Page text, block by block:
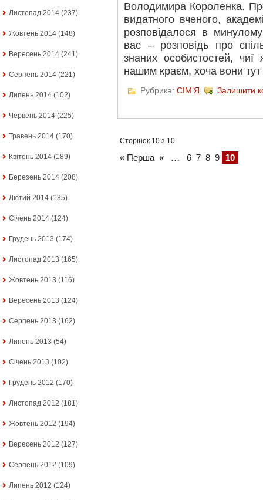
Листопад 2014 (237)
Жовтень 2014 (148)
Вересень 2014 (241)
Серпень 2014 (221)
Липень 2014 (102)
Червень 2014 (225)
Травень 2014 (170)
Квітень 2014 (189)
Березень 2014 (208)
Лютий 2014 (135)
Січень 2014 (124)
Грудень 2013 (174)
Листопад 2013 (165)
Жовтень 2013 (116)
Вересень 2013 (124)
Серпень 2013 (162)
Липень 2013 (54)
Січень 2013 (102)
Грудень 2012 (170)
Листопад 2012 (181)
Жовтень 2012 (194)
Вересень 2012 (127)
Серпень 2012 (109)
Липень 2012 (124)
Володимира Короленка.
видатного вченого,
розповідалося в
вас – розповідь про
знаних особистостей, чиї
нашим краєм, хоча вони
Рубрика: СІМ’Я Залишити
Сторінок 10 з 10
« Перша « ... 6 7 8 9 10